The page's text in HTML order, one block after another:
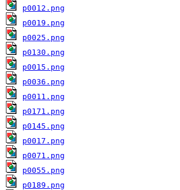
p0012.png
p0019.png
p0025.png
p0130.png
p0015.png
p0036.png
p0011.png
p0171.png
p0145.png
p0017.png
p0071.png
p0055.png
p0189.png